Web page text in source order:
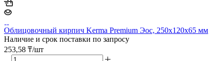
Облицовочный кирпич Kerma Premium Эос, 250х120х65 мм
Наличие и срок поставки по запросу
253,58 ₸/шт